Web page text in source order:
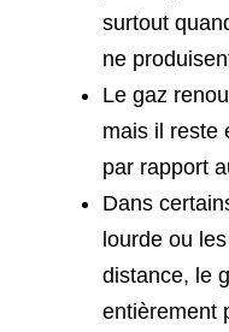
surtout
ne
Le gaz
mais il reste
par rapport
Dans
lourde ou
distance, le
entièrement